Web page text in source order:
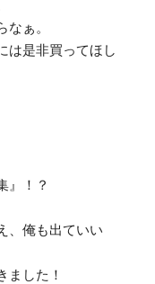
ぁ。
は是非買ってほし
』！？
、俺も出ていい
ました！